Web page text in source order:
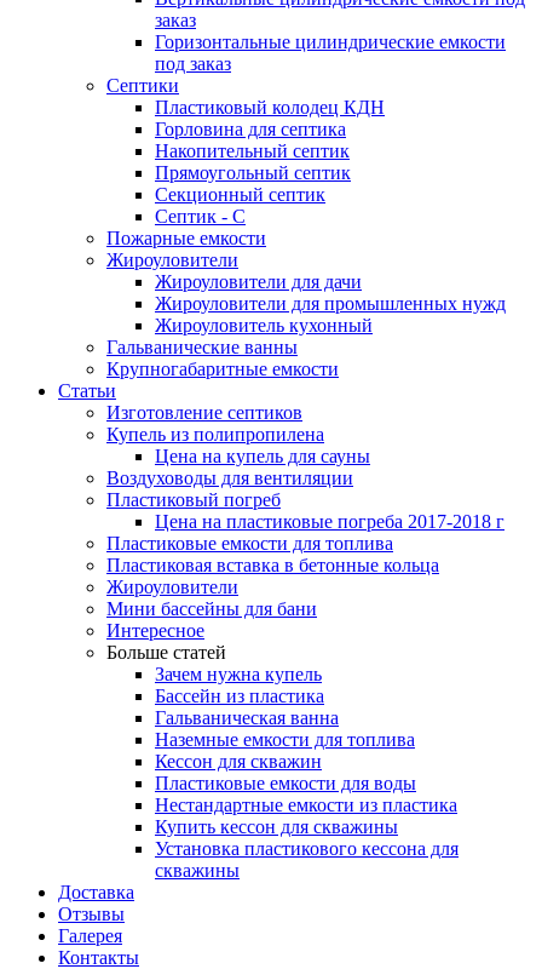
заказ
Горизонтальные цилиндрические емкости
под заказ
Септики
Пластиковый колодец КДН
Горловина для септика
Накопительный септик
Прямоугольный септик
Секционный септик
Септик - С
Пожарные емкости
Жироуловители
Жироуловители для дачи
Жироуловители для промышленных нужд
Жироуловитель кухонный
Гальванические ванны
Крупногабаритные емкости
Статьи
Изготовление септиков
Купель из полипропилена
Цена на купель для сауны
Воздуховоды для вентиляции
Пластиковый погреб
Цена на пластиковые погреба 2017-2018 г
Пластиковые емкости для топлива
Пластиковая вставка в бетонные кольца
Жироуловители
Мини бассейны для бани
Интересное
Больше статей
Зачем нужна купель
Бассейн из пластика
Гальваническая ванна
Наземные емкости для топлива
Кессон для скважин
Пластиковые емкости для воды
Нестандартные емкости из пластика
Купить кессон для скважины
Установка пластикового кессона для
скважины
Доставка
Отзывы
Галерея
Контакты